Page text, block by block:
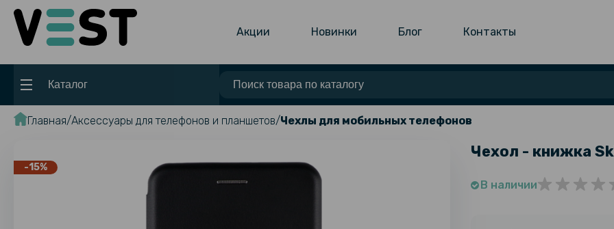
Акции Новинки Блог Контакты
Каталог
Главная Аксессуары для телефонов и планшетов Чехлы для мобильных телефонов
-15%
Чехол - книжка
В наличии